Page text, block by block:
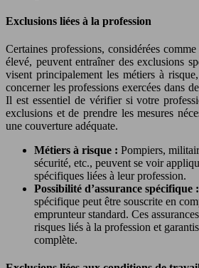
Exclusions liées à la profession
Certaines professions, considérées
élevé, peuvent entraîner des exclusions
visent principalement les métiers à
concerner les professions exercées dans
Il est essentiel de vérifier si votre
exclusions et de prendre les mesures
une couverture adéquate.
Métiers à risque : Pompiers,
sécurité, etc., peuvent se voir
spécifiques liées à leur profession.
Possibilité d’assurance spécifique :
spécifique peut être souscrite en
emprunteur standard. Ces
risques liés à la profession et
complète.